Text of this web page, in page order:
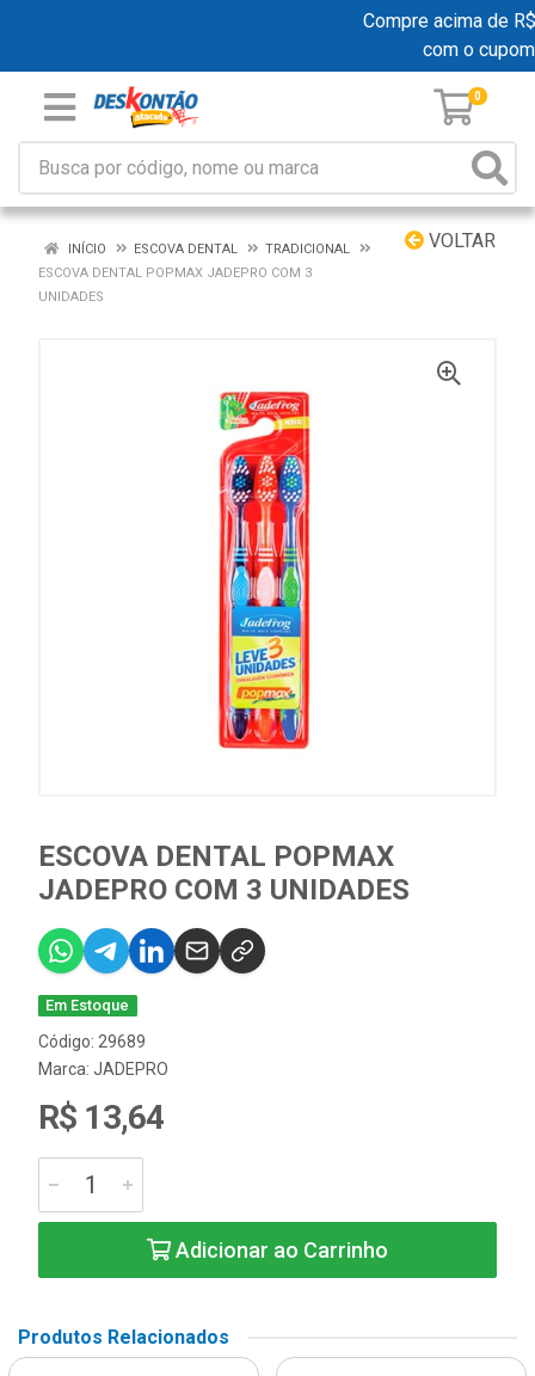
Compre acima de
com o cupom
0
VOLTAR
INÍCIO ESCOVA DENTAL
TRADICIONAL
ESCOVA DENTAL POPMAX JADEPRO COM 3
UNIDADES
ESCOVA DENTAL POPMAX
JADEPRO COM 3 UNIDADES
Em Estoque
Código: 29689
Marca: JADEPRO
R$ 13,64
Adicionar ao Carrinho
Produtos Relacionados